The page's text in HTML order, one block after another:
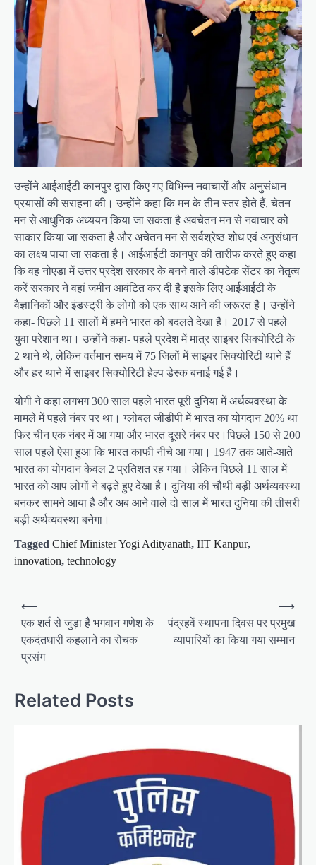
उन्होंने आईआईटी कानपुर द्वारा किए गए विभिन्न नवाचारों और अनुसंधान
प्रयासों की सराहना की। उन्होंने कहा कि मन के तीन स्तर होते हैं, चेतन
मन से आधुनिक अध्ययन किया जा सकता है अवचेतन मन से नवाचार को
साकार किया जा सकता है और अचेतन मन से सर्वश्रेष्ठ शोध एवं अनुसंधान
का लक्ष्य पाया जा सकता है। आईआईटी कानपुर की तारीफ करते हुए कहा
कि वह नोएडा में उत्तर प्रदेश सरकार के बनने वाले डीपटेक सेंटर का नेतृत्व
करें सरकार ने वहां जमीन आवंटित कर दी है इसके लिए आईआईटी के
वैज्ञानिकों और इंडस्ट्री के लोगों को एक साथ आने की जरूरत है। उन्होंने
कहा- पिछले 11 सालों में हमने भारत को बदलते देखा है। 2017 से पहले
युवा परेशान था। उन्होंने कहा- पहले प्रदेश में मात्र साइबर सिक्योरिटी के
2 थाने थे, लेकिन वर्तमान समय में 75 जिलों में साइबर सिक्योरिटी थाने हैं
और हर थाने में साइबर सिक्योरिटी हेल्प डेस्क बनाई गई है।
योगी ने कहा लगभग 300 साल पहले भारत पूरी दुनिया में अर्थव्यवस्था के
मामले में पहले नंबर पर था। ग्लोबल जीडीपी में भारत का योगदान 20% था
फिर चीन एक नंबर में आ गया और भारत दूसरे नंबर पर।पिछले 150 से 200
साल पहले ऐसा हुआ कि भारत काफी नीचे आ गया। 1947 तक आते-आते
भारत का योगदान केवल 2 प्रतिशत रह गया। लेकिन पिछले 11 साल में
भारत को आप लोगों ने बढ़ते हुए देखा है। दुनिया की चौथी बड़ी अर्थव्यवस्था
बनकर सामने आया है और अब आने वाले दो साल में भारत दुनिया की तीसरी
बड़ी अर्थव्यवस्था बनेगा।
Tagged Chief Minister Yogi Adityanath, IIT Kanpur,
innovation, technology
o
a
⟵
एक शर्त से जुड़ा है भगवान गणेश के
एकदंतधारी कहलाने का रोचक
प्रसंग
पंद्रहवें स्थापना दिवस पर प्रमुख
व्यापारियों का किया गया सम्मान
⟶
Related Posts